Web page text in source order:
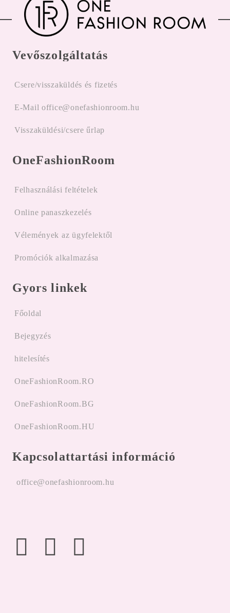
Vevőszolgáltatás
Csere/visszaküldés és fizetés
E-Mail office@onefashionroom.hu
Visszaküldési/csere űrlap
OneFashionRoom
Felhasználási feltételek
Online panaszkezelés
Vélemények az ügyfelektől
Promóciók alkalmazása
Gyors linkek
Főoldal
Bejegyzés
hitelesítés
OneFashionRoom.RO
OneFashionRoom.BG
OneFashionRoom.HU
Kapcsolattartási információ
office@onefashionroom.hu